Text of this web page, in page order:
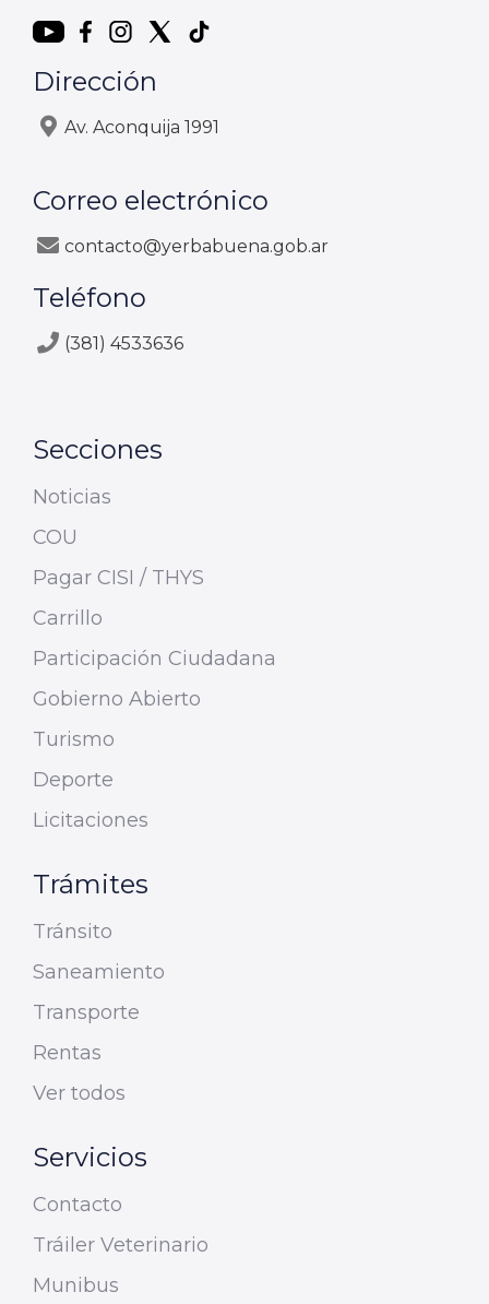
Dirección
Av. Aconquija 1991
Correo electrónico
contacto@yerbabuena.gob.ar
Teléfono
(381) 4533636
Secciones
Noticias
COU
Pagar CISI / THYS
Carrillo
Participación Ciudadana
Gobierno Abierto
Turismo
Deporte
Licitaciones
Trámites
Tránsito
Saneamiento
Transporte
Rentas
Ver todos
Servicios
Contacto
Tráiler Veterinario
Munibus